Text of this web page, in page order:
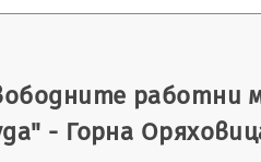
работни
- Горна